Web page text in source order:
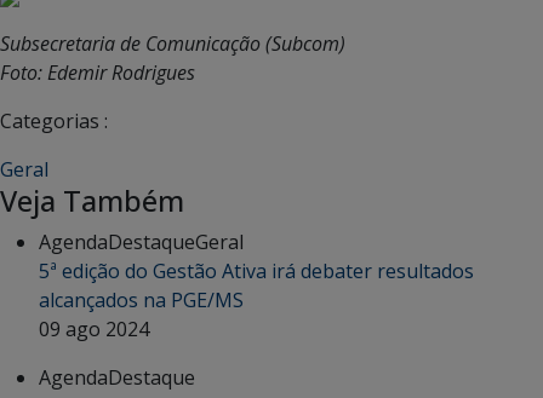
Subsecretaria de Comunicação (Subcom)
Foto: Edemir Rodrigues
Categorias :
Geral
Veja Também
AgendaDestaqueGeral
5ª edição do Gestão Ativa irá debater resultados
alcançados na PGE/MS
09 ago 2024
AgendaDestaque